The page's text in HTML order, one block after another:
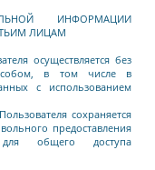
ИНФОРМАЦИИ
ЛИЦАМ
осуществляется без
в том числе в
с использованием
сохраняется
предоставления
общего доступа